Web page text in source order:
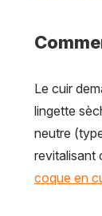
Le cuir
lingette
neutre
revitalisant
coque en